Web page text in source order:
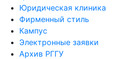
Юридическая клиника
Фирменный стиль
Кампус
Электронные заявки
Архив РГГУ